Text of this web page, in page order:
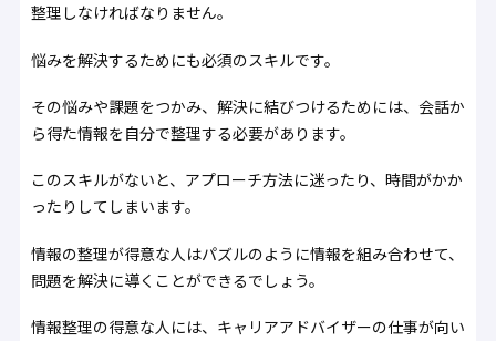
整理しなければなりません。
悩みを解決するためにも必須のスキルです。
その悩みや課題をつかみ、解決に結びつけるためには、会話か
ら得た情報を自分で整理する必要があります。
このスキルがないと、アプローチ方法に迷ったり、時間がかか
ったりしてしまいます。
情報の整理が得意な人はパズルのように情報を組み合わせて、
問題を解決に導くことができるでしょう。
情報整理の得意な人には、キャリアアドバイザーの仕事が向い